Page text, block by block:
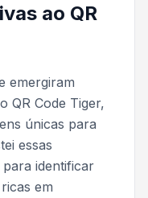
ao QR
emergiram
QR Code Tiger,
únicas para
essas
identificar
em